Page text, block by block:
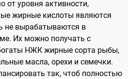
от уровня активности,
жирные кислоты являются
не вырабатываются в
Их можно получать с
НЖК жирные сорта рыбы,
масла, орехи и семечки.
так, чтоб полностью